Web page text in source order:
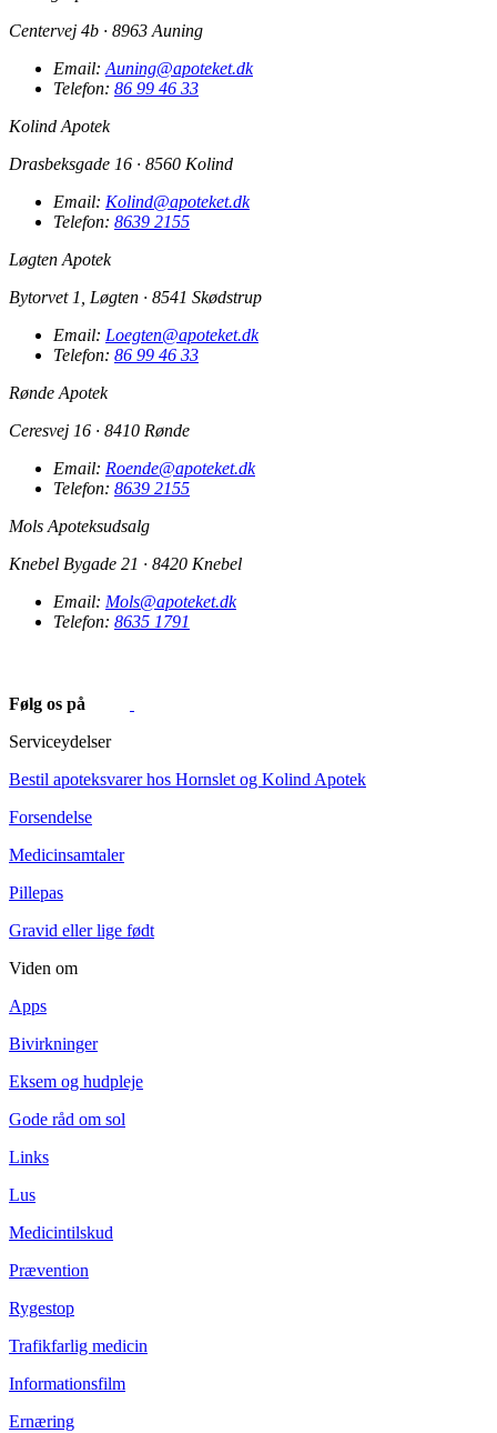
Centervej 4b · 8963 Auning
Email: Auning@apoteket.dk
Telefon: 86 99 46 33
Kolind Apotek
Drasbeksgade 16 · 8560 Kolind
Email: Kolind@apoteket.dk
Telefon: 8639 2155
Løgten Apotek
Bytorvet 1, Løgten · 8541 Skødstrup
Email: Loegten@apoteket.dk
Telefon: 86 99 46 33
Rønde Apotek
Ceresvej 16 · 8410 Rønde
Email: Roende@apoteket.dk
Telefon: 8639 2155
Mols Apoteksudsalg
Knebel Bygade 21 · 8420 Knebel
Email: Mols@apoteket.dk
Telefon: 8635 1791
Følg os på
Serviceydelser
Bestil apoteksvarer hos Hornslet og Kolind Apotek
Forsendelse
Medicinsamtaler
Pillepas
Gravid eller lige født
Viden om
Apps
Bivirkninger
Eksem og hudpleje
Gode råd om sol
Links
Lus
Medicintilskud
Prævention
Rygestop
Trafikfarlig medicin
Informationsfilm
Ernæring